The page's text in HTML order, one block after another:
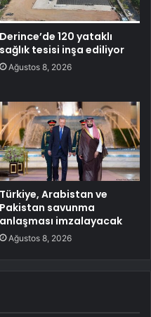
Derince’de 120 yataklı
sağlık tesisi inşa ediliyor
Ağustos 8, 2026
Türkiye, Arabistan ve
Pakistan savunma
anlaşması imzalayacak
Ağustos 8, 2026